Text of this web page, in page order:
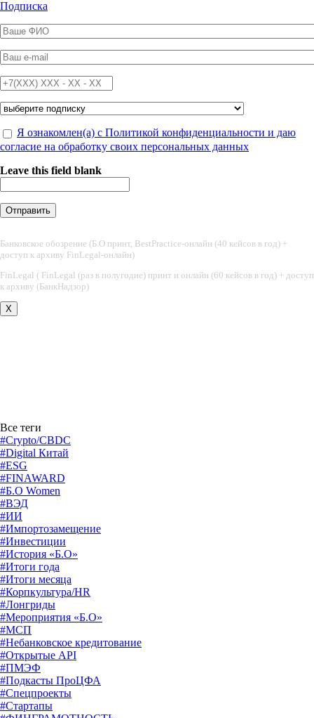
Перейти к основному содержанию
Подписка
ФИО*
Email*
Телефон*
Подписка на*
Обработка персональных данных*
Я ознакомлен(а) с Политикой конфиденциальности и даю
согласие на обработку своих персональных данных
Leave this field blank
Банковское обозрение (Б.О принт, BestPractice-онлайн (40 кейсов в год) +
доступ к архиву FinLegal-онлайн)
FinLegal ( FinLegal (раз в полугодие) принт и онлайн (60 кейсов в год) + доступ
к архиву (БанкНадзор)
X
Все теги
#Crypto/CBDC
#Digital Китай
#ESG
#FINAWARD
#Б.О Women
#ВЭД
#ИИ
#Импортозамещение
#Инвестиции
#История «Б.О»
#Итоги года
#Итоги месяца
#Корпкультура/HR
#Лонгриды
#Мероприятия «Б.О»
#МСП
#Небанковское кредитование
#Открытые API
#ПМЭФ
#Подкасты ПроЦФА
#Спецпроекты
#Стартапы